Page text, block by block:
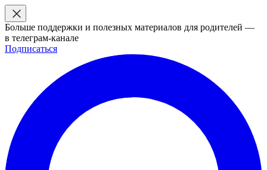
Больше поддержки и полезных материалов для родителей —
в телеграм-канале
Подписаться